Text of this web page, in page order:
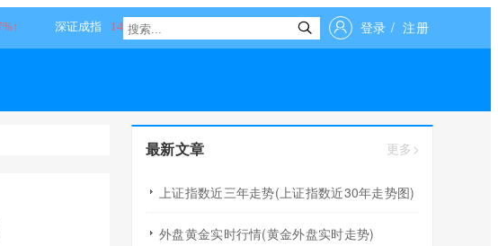
登录 / 注册
最新文章 更多>
上证指数近三年走势(上证指数近30年走势图)
外盘黄金实时行情(黄金外盘实时走势)